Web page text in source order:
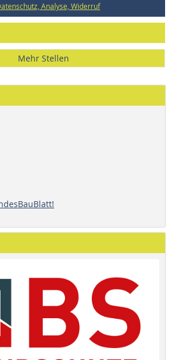
Analyse, Widerruf
Mehr Stellen